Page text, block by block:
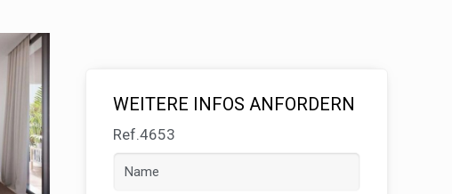
WEITERE INFOS ANFORDERN
Ref.4653